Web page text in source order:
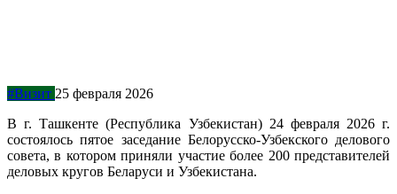
#Визит 25 февраля 2026
В г. Ташкенте (Республика Узбекистан) 24 февраля 2026 г.
состоялось пятое заседание Белорусско-Узбекского делового
совета, в котором приняли участие более 200 представителей
деловых кругов Беларуси и Узбекистана.